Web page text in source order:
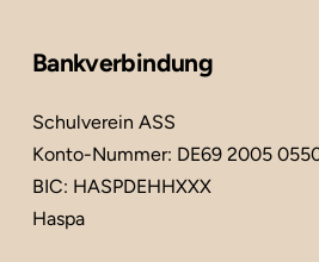
Bankverbindung
Schulverein ASS
Konto-Nummer: DE69 2005
BIC: HASPDEHHXXX
Haspa